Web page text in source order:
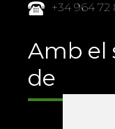
+34 964 72
Amb el
de